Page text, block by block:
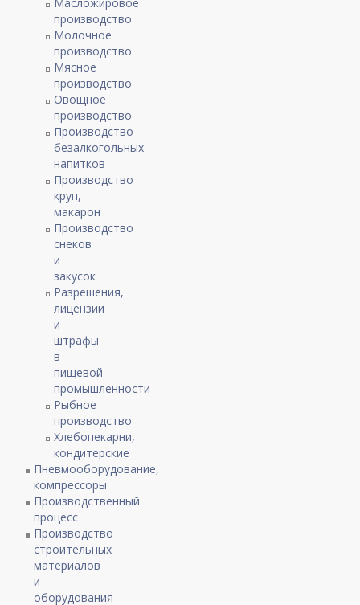
производство
Молочное
производство
Мясное
производство
Овощное
производство
Производство
безалкогольных
напитков
Производство
круп,
макарон
Производство
снеков
и
закусок
Разрешения,
лицензии
и
штрафы
в
пищевой
промышленности
Рыбное
производство
Хлебопекарни,
кондитерские
Пневмооборудование,
компрессоры
Производственный
процесс
Производство
строительных
материалов
и
оборудования